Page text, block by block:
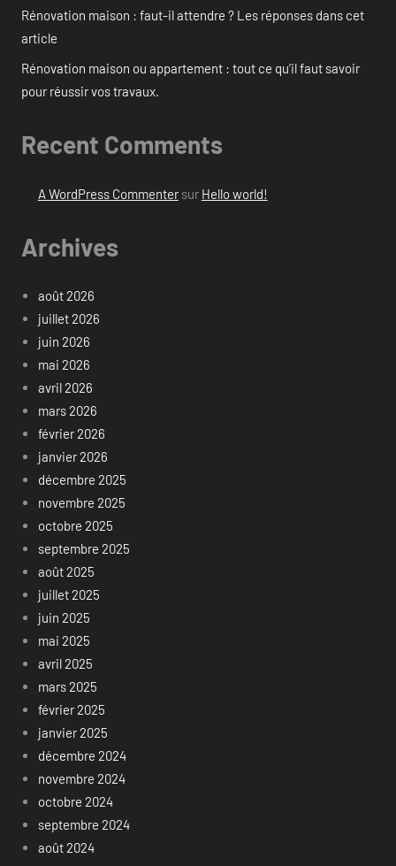
Rénovation maison : faut-il attendre ? Les réponses dans cet
article
Rénovation maison ou appartement : tout ce qu’il faut savoir
pour réussir vos travaux.
Recent Comments
A WordPress Commentersur Hello world!
Archives
août 2026
juillet 2026
juin 2026
mai 2026
avril 2026
mars 2026
février 2026
janvier 2026
décembre 2025
novembre 2025
octobre 2025
septembre 2025
août 2025
juillet 2025
juin 2025
mai 2025
avril 2025
mars 2025
février 2025
janvier 2025
décembre 2024
novembre 2024
octobre 2024
septembre 2024
août 2024